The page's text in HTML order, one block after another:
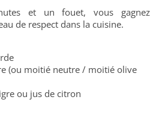
et un fouet, vous gagnez
de respect dans la cuisine.
(ou moitié neutre / moitié olive
ou jus de citron